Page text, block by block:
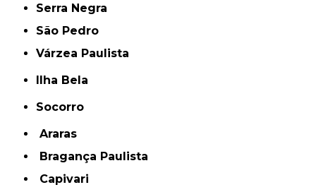
Serra Negra
São Pedro
Várzea Paulista
Ilha Bela
Socorro
Araras
Bragança Paulista
Capivari